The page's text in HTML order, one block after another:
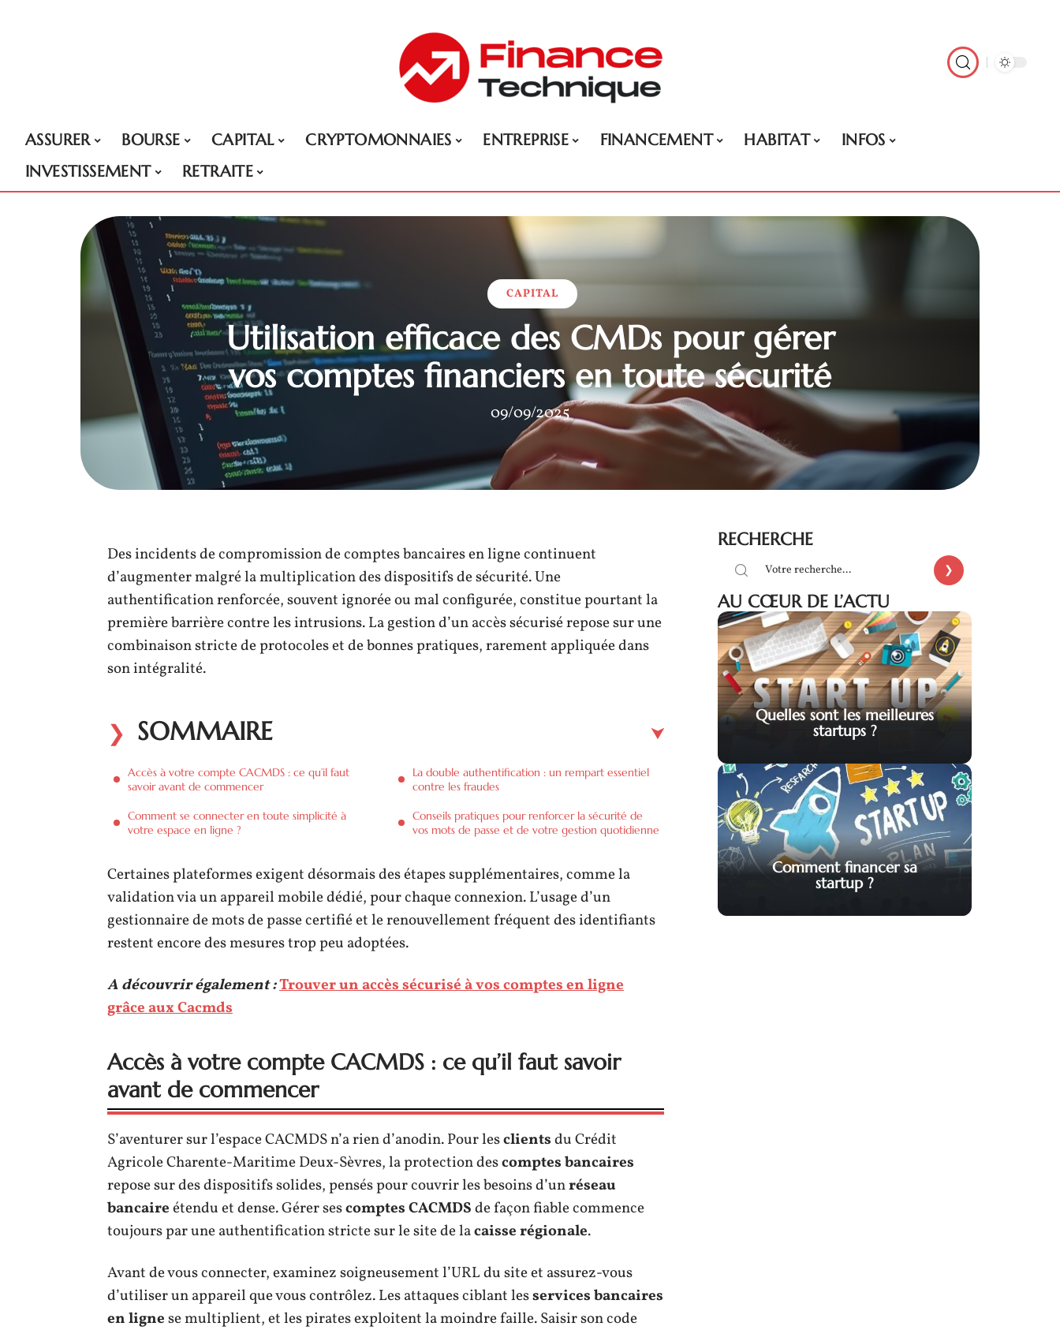
ASSURER BOURSE CAPITAL CRYPTOMONNAIES ENTREPRISE FINANCEMENT HABITAT
INFOS
INVESTISSEMENT
RETRAITE
CAPITAL
Utilisation efficace des CMDs pour gérer
vos comptes financiers en toute sécurité
09/09/2025
Des incidents de compromission de comptes bancaires en ligne continuent
d’augmenter malgré la multiplication des dispositifs de sécurité. Une
authentification renforcée, souvent ignorée ou mal configurée, constitue pourtant la
première barrière contre les intrusions. La gestion d’un accès sécurisé repose sur une
combinaison stricte de protocoles et de bonnes pratiques, rarement appliquée dans
son intégralité.
SOMMAIRE
Accès à votre compte CACMDS : ce qu’il faut
savoir avant de commencer
Comment se connecter en toute simplicité à
votre espace en ligne ?
La double authentification : un rempart essentiel
contre les fraudes
Conseils pratiques pour renforcer la sécurité de
vos mots de passe et de votre gestion quotidienne
Certaines plateformes exigent désormais des étapes supplémentaires, comme la
validation via un appareil mobile dédié, pour chaque connexion. L’usage d’un
gestionnaire de mots de passe certifié et le renouvellement fréquent des identifiants
restent encore des mesures trop peu adoptées.
A découvrir également :Trouver un accès sécurisé à vos comptes en ligne
grâce aux Cacmds
Accès à votre compte CACMDS : ce qu’il faut savoir
avant de commencer
S’aventurer sur l’espace CACMDS n’a rien d’anodin. Pour lesclientsdu Crédit
Agricole Charente-Maritime Deux-Sèvres, la protection descomptes bancaires
repose sur des dispositifs solides, pensés pour couvrir les besoins d’unréseau
bancaireétendu et dense. Gérer sescomptes CACMDSde façon fiable commence
toujours par une authentification stricte sur le site de lacaisse régionale.
Avant de vous connecter, examinez soigneusement l’URL du site et assurez-vous
d’utiliser un appareil que vous contrôlez. Les attaques ciblant lesservices bancaires
en lignese multiplient, et les pirates exploitent la moindre faille. Saisir son code
RECHERCHE
AU CŒUR DE L’ACTU
Quelles sont les meilleures
startups ?
Comment financer sa
startup ?